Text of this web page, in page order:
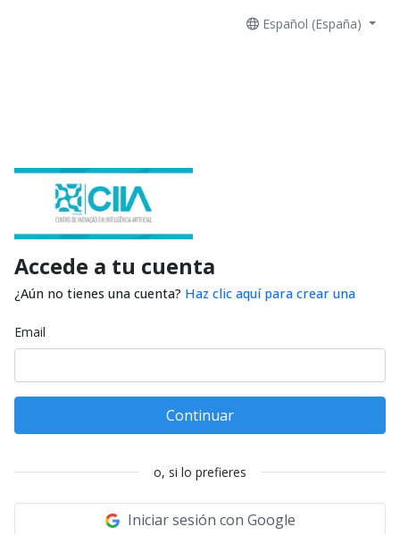
Español (España)
Accede a tu cuenta
¿Aún no tienes una cuenta? Haz clic aquí para crear una
Email
Continuar
o, si lo prefieres
Iniciar sesión con Google